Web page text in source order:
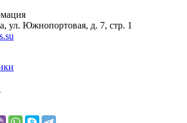
ул. Южнопортовая, д. 7, стр. 1